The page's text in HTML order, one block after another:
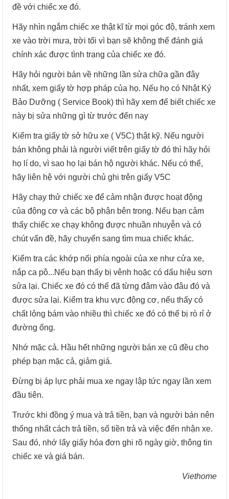
đề với chiếc xe đó.
Hãy nhìn ngắm chiếc xe thật kĩ từ mọi góc độ, tránh xem
xe vào trời mưa, trời tối vì bạn sẽ không thể đánh giá
chính xác được tình trạng của chiếc xe đó.
Hãy hỏi người bán về những lần sửa chữa gần đây
nhất, xem giấy tờ hợp pháp của họ. Nếu họ có Nhật Ký
Bảo Dưỡng ( Service Book) thì hãy xem để biết chiếc xe
này bị sửa những gì từ trước đến nay
Kiểm tra giấy tờ sở hữu xe ( V5C) thật kỹ. Nếu người
bán không phải là người viết trên giấy tờ đó thì hãy hỏi
họ lí do, vì sao họ lại bán hộ người khác. Nếu có thể,
hãy liên hệ với người chủ ghi trên giấy V5C
Hãy chạy thử chiếc xe để cảm nhận được hoạt động
của động cơ và các bộ phận bên trong. Nếu bạn cảm
thấy chiếc xe chạy không được nhuần nhuyễn và có
chút vấn đề, hãy chuyển sang tìm mua chiếc khác.
Kiểm tra các khớp nối phía ngoài của xe như cửa xe,
nắp ca pô...Nếu bạn thấy bị vênh hoặc có dấu hiệu sơn
sửa lại. Chiếc xe đó có thể đã từng đâm vào đâu đó và
được sửa lại. Kiểm tra khu vực động cơ, nếu thấy có
chất lỏng bám vào nhiều thì chiếc xe đó có thể bị rò rỉ ở
đường ống.
Nhớ mặc cả. Hầu hết những người bán xe cũ đều cho
phép bạn mặc cả, giảm giá.
Đừng bị áp lực phải mua xe ngay lập tức ngay lần xem
đầu tiên.
Trước khi đồng ý mua và trả tiền, bạn và người bán nên
thống nhất cách trả tiền, số tiền trả và việc đến nhận xe.
Sau đó, nhớ lấy giấy hóa đơn ghi rõ ngày giờ, thông tin
chiếc xe và giá bán.
Viethome